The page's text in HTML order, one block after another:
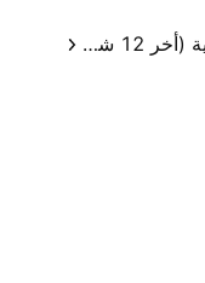
الأرباح لكل سهم الأساسية (أخر 12 شهر)